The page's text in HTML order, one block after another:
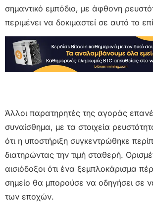
σημαντικό εμπόδιο, με άφθονη
περιμένει να δοκιμαστεί σε αυτό το
Άλλοι παρατηρητές της αγοράς
συναίσθημα, με τα στοιχεία
ότι η υποστήριξη συγκεντρώθηκε
διατηρώντας την τιμή σταθερή.
αισιόδοξοι ότι ένα ξεμπλοκάρισμα
σημείο θα μπορούσε να οδηγήσει σε
των εποχών.